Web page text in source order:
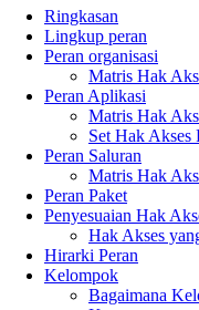
Ringkasan
Lingkup peran
Peran organisasi
Matris Hak
Peran Aplikasi
Matris Hak
Set Hak Akses
Peran Saluran
Matris Hak
Peran Paket
Penyesuaian Hak
Hak Akses
Hirarki Peran
Kelompok
Bagaimana